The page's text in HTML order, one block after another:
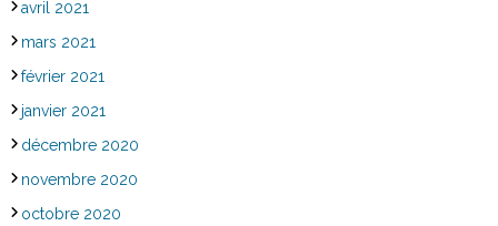
avril 2021
mars 2021
février 2021
janvier 2021
décembre 2020
novembre 2020
octobre 2020